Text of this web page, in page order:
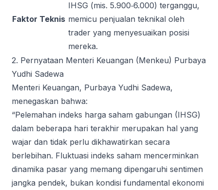
Faktor Teknis
IHSG (mis. 5.900‑6.000) terganggu,
memicu penjualan teknikal oleh
trader yang menyesuaikan posisi
mereka.
2. Pernyataan Menteri Keuangan (Menkeu) Purbaya
Yudhi Sadewa
Menteri Keuangan, Purbaya Yudhi Sadewa,
menegaskan bahwa:
“Pelemahan indeks harga saham gabungan (IHSG)
dalam beberapa hari terakhir merupakan hal yang
wajar dan tidak perlu dikhawatirkan secara
berlebihan. Fluktuasi indeks saham mencerminkan
dinamika pasar yang memang dipengaruhi sentimen
jangka pendek, bukan kondisi fundamental ekonomi